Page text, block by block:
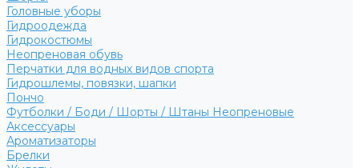
Головные уборы
Гидроодежда
Гидрокостюмы
Неопреновая обувь
Перчатки для водных видов спорта
Гидрошлемы, повязки, шапки
Пончо
Футболки / Боди / Шорты / Штаны Неопреновые
Аксессуары
Ароматизаторы
Брелки